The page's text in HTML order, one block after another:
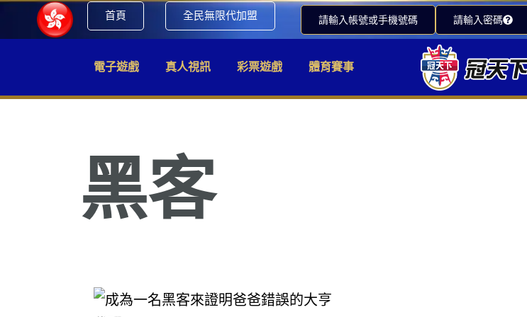
首頁 全民無限代加盟 請輸入帳號或手機號碼 請輸入密碼
電子遊戲 真人視訊 彩票遊戲 體育賽事
黑客